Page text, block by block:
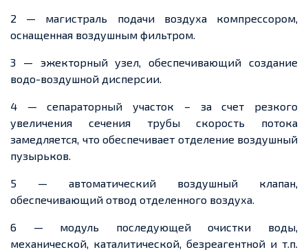
2 — магистраль подачи воздуха компрессором,
оснащенная воздушным фильтром.
3 — эжекторный узел, обеспечивающий создание
водо-воздушной дисперсии.
4 — сепараторный участок – за счет резкого
увеличения сечения трубы скорость потока
замедляется, что обеспечивает отделение воздушный
пузырьков.
5 — автоматический воздушный клапан,
обеспечивающий отвод отделенного воздуха.
6 — модуль последующей очистки воды,
механической, каталитической, безреагентной и т.п.